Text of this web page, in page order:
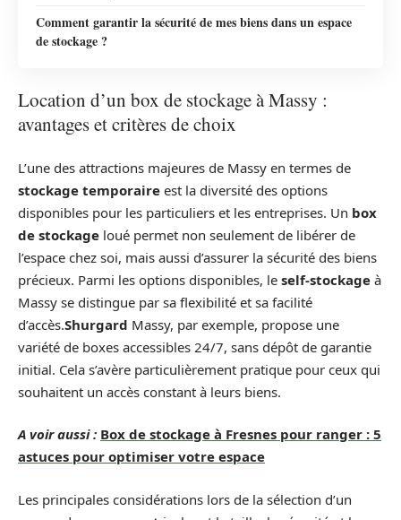
Comment garantir la sécurité de mes biens dans un espace
de stockage ?
Location d’un box de stockage à Massy :
avantages et critères de choix
L’une des attractions majeures de Massy en termes de
stockage temporaire est la diversité des options
disponibles pour les particuliers et les entreprises. Un box
de stockage loué permet non seulement de libérer de
l’espace chez soi, mais aussi d’assurer la sécurité des biens
précieux. Parmi les options disponibles, le self-stockage à
Massy se distingue par sa flexibilité et sa facilité
d’accès.Shurgard Massy, par exemple, propose une
variété de boxes accessibles 24/7, sans dépôt de garantie
initial. Cela s’avère particulièrement pratique pour ceux qui
souhaitent un accès constant à leurs biens.
A voir aussi : Box de stockage à Fresnes pour ranger : 5
astuces pour optimiser votre espace
Les principales considérations lors de la sélection d’un